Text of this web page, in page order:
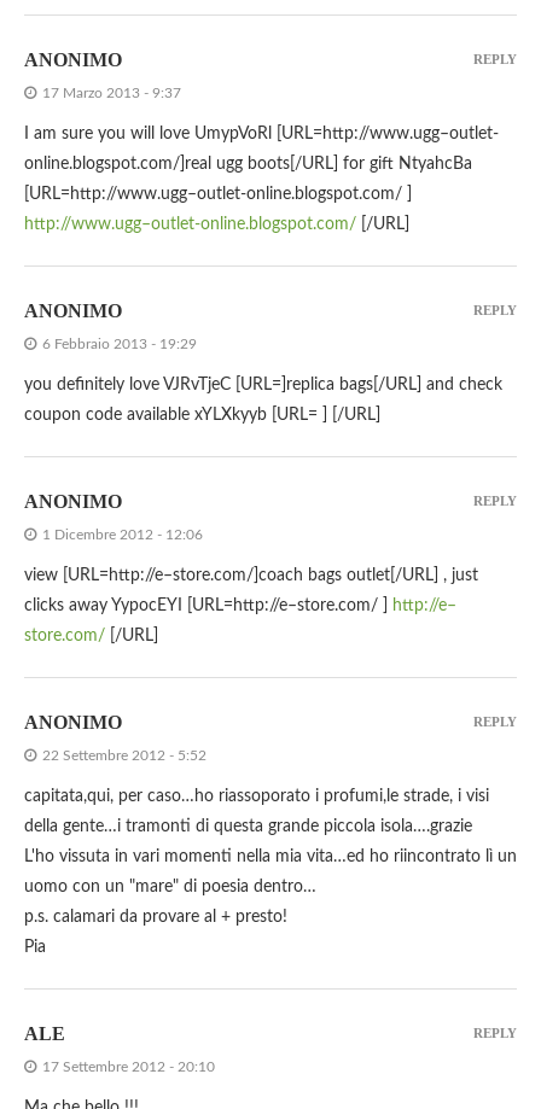
ANONIMO
17 Marzo 2013 - 9:37
I am sure you will love UmypVoRl [URL=http://www.ugg–outlet-
online.blogspot.com/]real ugg boots[/URL] for gift NtyahcBa
[URL=http://www.ugg–outlet-online.blogspot.com/ ]
http://www.ugg–outlet-online.blogspot.com/ [/URL]
REPLY
ANONIMO
6 Febbraio 2013 - 19:29
you definitely love VJRvTjeC [URL=]replica bags[/URL] and check
coupon code available xYLXkyyb [URL= ] [/URL]
REPLY
ANONIMO
1 Dicembre 2012 - 12:06
view [URL=http://e–store.com/]coach bags outlet[/URL] , just
clicks away YypocEYI [URL=http://e–store.com/ ]
http://e–
store.com/ [/URL]
REPLY
ANONIMO
22 Settembre 2012 - 5:52
capitata,qui, per caso…ho riassoporato i profumi,le strade, i visi
della gente…i tramonti di questa grande piccola isola….grazie
L'ho vissuta in vari momenti nella mia vita…ed ho riincontrato lì un
uomo con un "mare" di poesia dentro…
p.s. calamari da provare al + presto!
Pia
REPLY
ALE
17 Settembre 2012 - 20:10
REPLY